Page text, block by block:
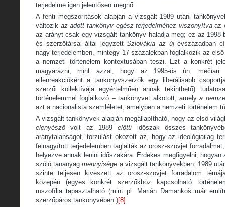
terjedelme igen jelentősen megnő.
A fenti megszorítások alapján a vizsgált 1989 utáni
változik az adott tankönyv egész terjedelméhez viszonyítvaaz
az arányt csak egy vizsgált tankönyv haladja meg; ez az
és szerzőtársai által jegyzettSzlovákia az újévszázadban
nagy terjedelemben, mintegy 17 százalékban foglalkozik az
a nemzeti történelem kontextusában teszi. Ezt a konkrét
magyarázni, mint azzal, hogy az 1995-ös ún. mečiari
ellenreakcióként a tankönyvszerzők egy liberálisabb
szerzői kollektívája egyértelműen annak tekinthető)
történelemmel foglalkozó – tankönyvet alkotott, amelya
azt a nacionalista szemléletet, amelyben a nemzeti történelem
A vizsgált tankönyvek alapján megállapítható, hogy az első
elenyészővolt az 1989előtti időszak összes
aránytalanságot, torzulást okozott az, hogy az ideológiailag
felnagyított terjedelemben taglalták az orosz-szovjet
helyezve annak lenini időszakára. Érdekes megfigyelni, hogyan
szóló tananyagmennyisége a vizsgált tankönyvekben: 1989
szinte teljesen kiveszett az orosz-szovjet forradalom
közepén (egyes konkrét szerzőkhöz kapcsolható
ruszofília tapasztalható (mint pl. Marián Damankoš már
szerzőpáros tankönyvében.)[8]